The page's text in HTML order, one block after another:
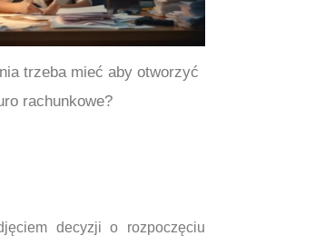
trzeba mieć aby otworzyć
rachunkowe?
decyzji o rozpoczęciu